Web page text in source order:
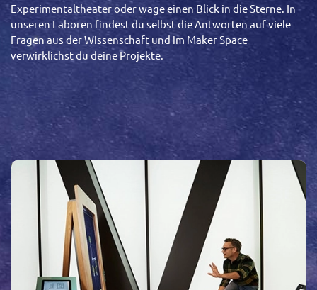
Experimentaltheater oder wage einen Blick in die Sterne. In
unseren Laboren findest du selbst die Antworten auf viele
Fragen aus der Wissenschaft und im Maker Space
verwirklichst du deine Projekte.